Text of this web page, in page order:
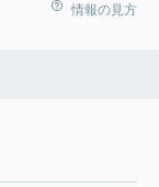
情報の見方